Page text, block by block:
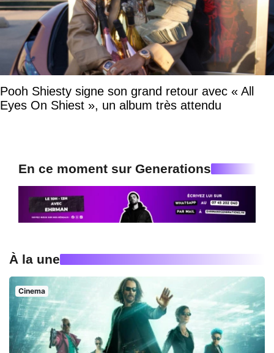
Pooh Shiesty signe son grand retour avec « All
Eyes On Shiest », un album très attendu
En ce moment sur Generations
À la une
Cinema